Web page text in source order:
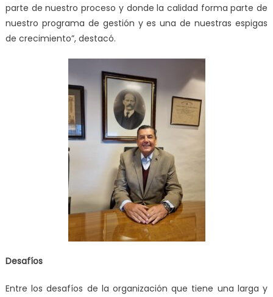
parte de nuestro proceso y donde la calidad forma parte de
nuestro programa de gestión y es una de nuestras espigas
de crecimiento”, destacó.
Desafíos
Entre los desafíos de la organización que tiene una larga y